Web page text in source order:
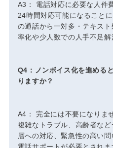
A3： 電話対応に必要な人件
24時間対応可能になること
の通話から一対多・テキス
率化や少人数での人手不足解
Q4：ノンボイス化を進める
りますか？
A4： 完全には不要になりま
複雑なトラブル、高齢者な
層への対応、緊急性の高い
電話サポートが必要とされま